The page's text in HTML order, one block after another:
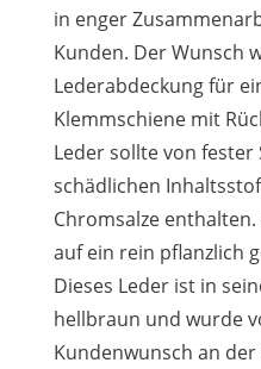
in enger
Kunden. Der Wunsch
Lederabdeckung für
Klemmschiene mit
Leder sollte von
schädlichen
Chromsalze
auf ein rein pflanzlich
Dieses Leder ist in
hellbraun und wurde
Kundenwunsch an